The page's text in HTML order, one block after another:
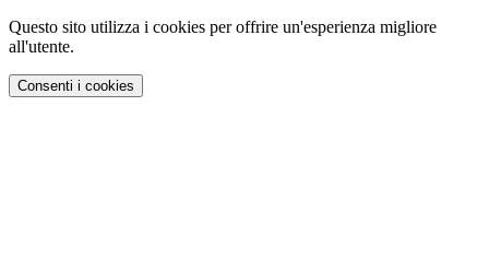
Questo sito utilizza i cookies per offrire un'esperienza migliore
all'utente.
Consenti i cookies